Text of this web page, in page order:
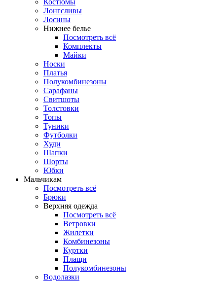
Лонгсливы
Лосины
Нижнее белье
Посмотреть всё
Комплекты
Майки
Носки
Платья
Полукомбинезоны
Сарафаны
Свитшоты
Толстовки
Топы
Туники
Футболки
Худи
Шапки
Шорты
Юбки
Мальчикам
Посмотреть всё
Брюки
Верхняя одежда
Посмотреть всё
Ветровки
Жилетки
Комбинезоны
Куртки
Плащи
Полукомбинезоны
Водолазки